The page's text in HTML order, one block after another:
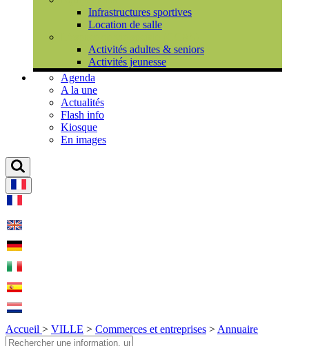
Infrastructures sportives
Location de salle
Activités adultes & seniors
Activités jeunesse
Agenda
A la une
Actualités
Flash info
Kiosque
En images
Accueil > VILLE > Commerces et entreprises > Annuaire